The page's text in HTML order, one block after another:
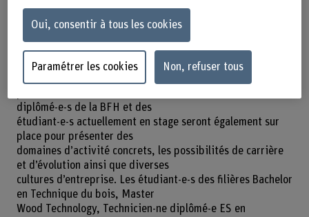
bernoise BFH offrira à quelque 80 entreprises du secteur
suisse du bois l’opportunité de
participantes disposeront chacune de
leur stand d’exposition, un moyen de présenter leurs
activités et de se tenir à disposition
diplômé-e-s de la BFH et des
étudiant-e-s actuellement en stage seront également sur
place pour présenter des
domaines d’activité concrets, les possibilités de carrière
et d’évolution ainsi que diverses
cultures d’entreprise. Les étudiant-e-s des filières Bachelor
en Technique du bois, Master
Wood Technology, Technicien-ne diplômé-e ES en
Oui, consentir à tous les cookies
Paramétrer les cookies Non, refuser tous